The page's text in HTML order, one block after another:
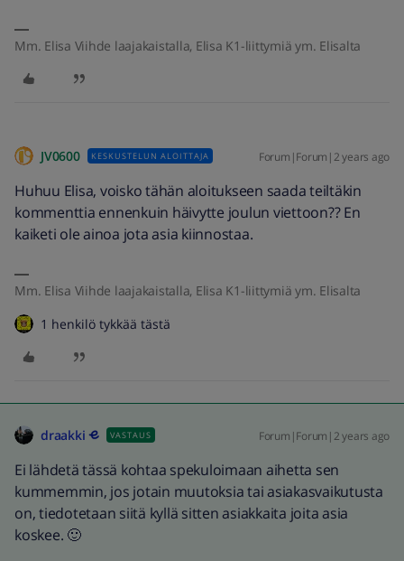
Mm. Elisa Viihde laajakaistalla, Elisa K1-liittymiä ym. Elisalta
JV0600 KESKUSTELUN ALOITTAJA Forum|Forum|2 years ago
Huhuu Elisa, voisko tähän aloitukseen saada teiltäkin
kommenttia ennenkuin häivytte joulun viettoon?? En
kaiketi ole ainoa jota asia kiinnostaa.
Mm. Elisa Viihde laajakaistalla, Elisa K1-liittymiä ym. Elisalta
1 henkilö tykkää tästä
draakki VASTAUS Forum|Forum|2 years ago
Ei lähdetä tässä kohtaa spekuloimaan aihetta sen
kummemmin, jos jotain muutoksia tai asiakasvaikutusta
on, tiedotetaan siitä kyllä sitten asiakkaita joita asia
koskee. 🙂